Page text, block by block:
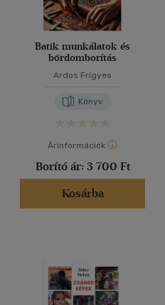
Batik munkálatok és
bőrdomborítás
Ardos Frigyes
Könyv
Árinformációk
Borító ár: 3 700 Ft
Kosárba